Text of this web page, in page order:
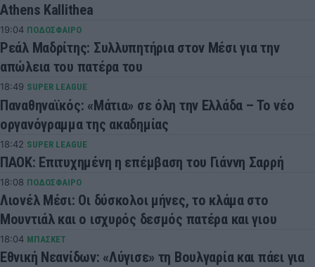
Athens Kallithea
19:04 ΠΟΔΟΣΦΑΙΡΟ
Ρεάλ Μαδρίτης: Συλλυπητήρια στον Μέσι για την
απώλεια του πατέρα του
18:49 SUPER LEAGUE
Παναθηναϊκός: «Μάτια» σε όλη την Ελλάδα – Το νέο
οργανόγραμμα της ακαδημίας
18:42 SUPER LEAGUE
ΠΑΟΚ: Επιτυχημένη η επέμβαση του Γιάννη Σαρρή
18:08 ΠΟΔΟΣΦΑΙΡΟ
Λιονέλ Μέσι: Οι δύσκολοι μήνες, το κλάμα στο
Μουντιάλ και ο ισχυρός δεσμός πατέρα και γιου
18:04 ΜΠΑΣΚΕΤ
Εθνική Νεανίδων: «Λύγισε» τη Βουλγαρία και πάει για